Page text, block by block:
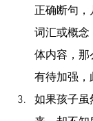
正确断句，
词汇或概念
体内容，那
有待加强，
如果孩子虽